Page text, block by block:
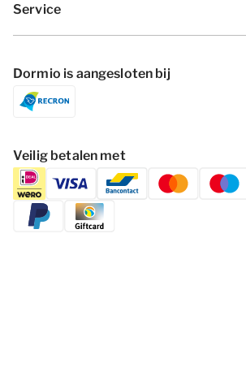
Service
Dormio is aangesloten bij
Veilig betalen met